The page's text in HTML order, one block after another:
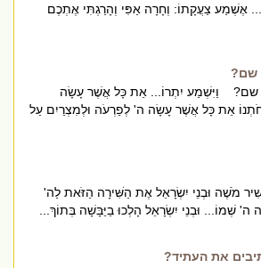
אֶשְׁמַע צַעֲקָתוֹ: וְחָרָה אַפִּי וְהָרַגְתִּי אֶתְכֶם
שם?
שם? וַיִּשְׁמַע יִתְרוֹ... אֵת כָּל אֲשֶׁר עָשָׂה
אֵת כָּל אֲשֶׁר עָשָׂה ה' לְפַרְעֹה וּלְמִצְרַיִם עַל
מֹשֶׁה וּבְנֵי יִשְׂרָאֵל אֶת הַשִּׁירָה הַזֹּאת לַה'
שְׁמוֹ... וּבְנֵי יִשְׂרָאֵל הָלְכוּ בַיַּבָּשָׁה בְּתוֹךְ...
את העתיד?